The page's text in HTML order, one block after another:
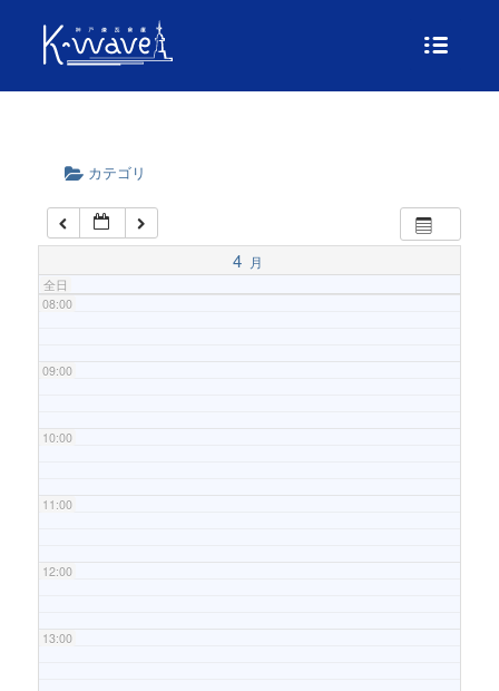
カテゴリ
4 月
全日
04:00
06:00
07:00
08:00
09:00
10:00
11:00
12:00
13:00